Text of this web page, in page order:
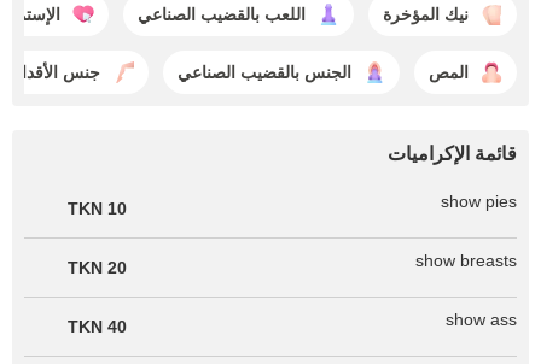
نيك المؤخرة اللعب بالقضيب الصناعي
المص الجنس بالقضيب الصناعي جنس الأقدام
قائمة الإكراميات
show pies
10 TKN
show breasts
20 TKN
show ass
40 TKN